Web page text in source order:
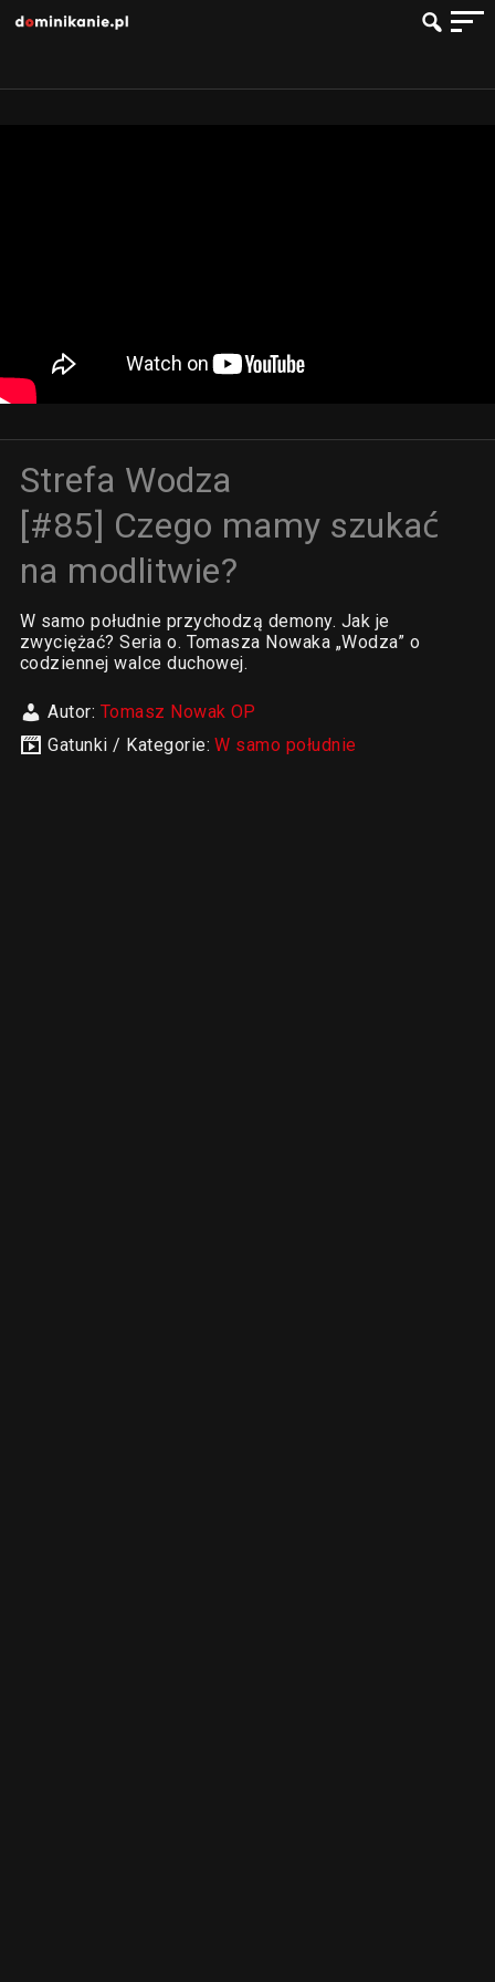
Strefa Wodza
[#85] Czego mamy szukać
na modlitwie?
W samo południe przychodzą demony. Jak je
zwyciężać? Seria o. Tomasza Nowaka „Wodza” o
codziennej walce duchowej.
Autor: Tomasz Nowak OP
Gatunki / Kategorie:W samo południe